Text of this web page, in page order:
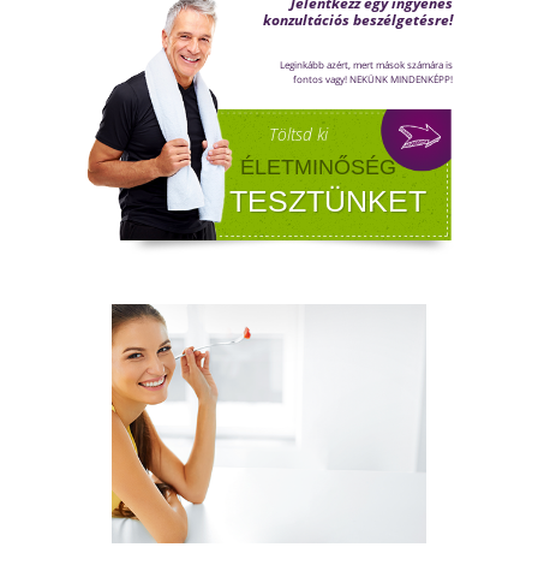
A KÁNIKULA 6 LEGFŐBB
VESZÉLYE
Amikor a hőmérséklet tartósan 30–35 °C fölé
emelkedik, szervezetünk hőszabályozó
rendszere komoly terhelés alá kerül.Tünetek,
megoldások!